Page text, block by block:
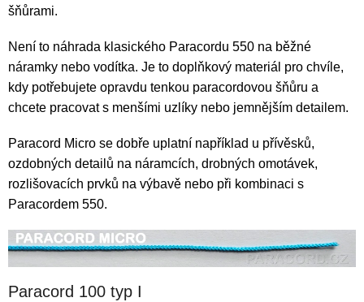
šňůrami.
Není to náhrada klasického Paracordu 550 na běžné
náramky nebo vodítka. Je to doplňkový materiál pro chvíle,
kdy potřebujete opravdu tenkou paracordovou šňůru a
chcete pracovat s menšími uzlíky nebo jemnějším detailem.
Paracord Micro se dobře uplatní například u přívěsků,
ozdobných detailů na náramcích, drobných omotávek,
rozlišovacích prvků na výbavě nebo při kombinaci s
Paracordem 550.
Paracord 100 typ I